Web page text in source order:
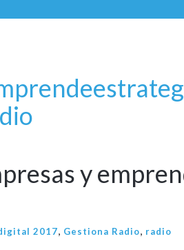
y
2017, Gestiona Radio, radio